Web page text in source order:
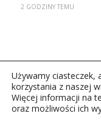
2 GODZINY TEMU
Copyright ©
Używamy ciasteczek,
korzystania z naszej
Więcej informacji na
oraz możliwości ich